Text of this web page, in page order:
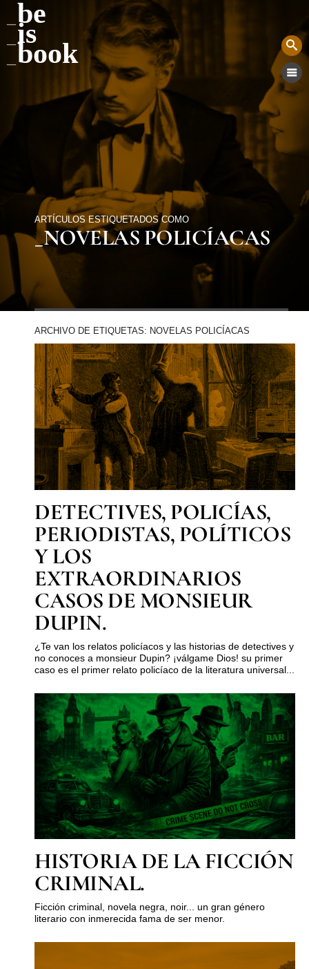
be
is
book
ARTÍCULOS ESTIQUETADOS COMO
_NOVELAS POLICÍACAS
ARCHIVO DE ETIQUETAS: NOVELAS POLICÍACAS
DETECTIVES, POLICÍAS,
PERIODISTAS, POLÍTICOS
Y LOS
EXTRAORDINARIOS
CASOS DE MONSIEUR
DUPIN.
¿Te van los relatos policíacos y las historias de detectives y
no conoces a monsieur Dupin? ¡válgame Dios! su primer
caso es el primer relato policíaco de la literatura universal...
HISTORIA DE LA FICCIÓN
CRIMINAL.
Ficción criminal, novela negra, noir... un gran género
literario con inmerecida fama de ser menor.